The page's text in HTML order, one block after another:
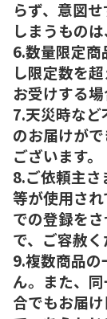
らず、意図
しまうもの
6.数量限定
し限定数を
お受けする場
7.天災時な
のお届けが
ございます。
8.ご依頼主
等が使用さ
での登録を
で、ご容赦く
9.複数商品
ん。また、
合でもお届